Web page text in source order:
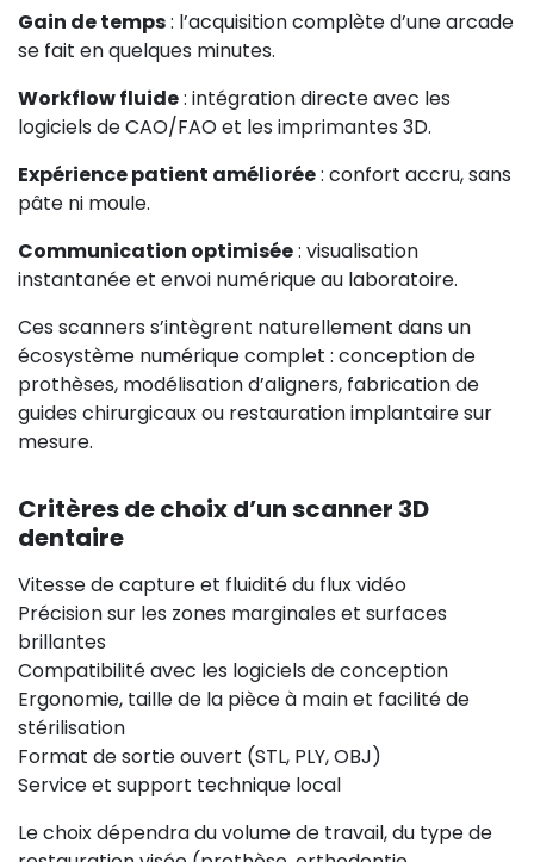
Gain de temps: l’acquisition complète d’une arcade
se fait en quelques minutes.
Workflow fluide: intégration directe avec les
logiciels de CAO/FAO et les imprimantes 3D.
Expérience patient améliorée: confort accru, sans
pâte ni moule.
Communication optimisée: visualisation
instantanée et envoi numérique au laboratoire.
Ces scanners s’intègrent naturellement dans un
écosystème numérique complet : conception de
prothèses, modélisation d’aligners, fabrication de
guides chirurgicaux ou restauration implantaire sur
mesure.
Critères de choix d’un scanner 3D
dentaire
Vitesse de capture et fluidité du flux vidéo
Précision sur les zones marginales et surfaces
brillantes
Compatibilité avec les logiciels de conception
Ergonomie, taille de la pièce à main et facilité de
stérilisation
Format de sortie ouvert (STL, PLY, OBJ)
Service et support technique local
Le choix dépendra du volume de travail, du type de